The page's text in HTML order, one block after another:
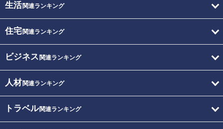
生活関連ランキング
住宅関連ランキング
ビジネス 関連ランキング
人材関連ランキング
トラベル関連ランキング